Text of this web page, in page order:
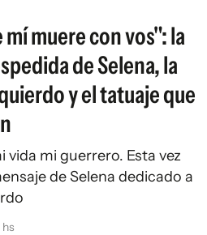
muere con vos": la
de Selena, la
y el tatuaje que
vida mi guerrero. Esta vez
de Selena dedicado a
hs